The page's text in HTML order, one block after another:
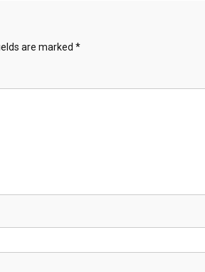
are marked *